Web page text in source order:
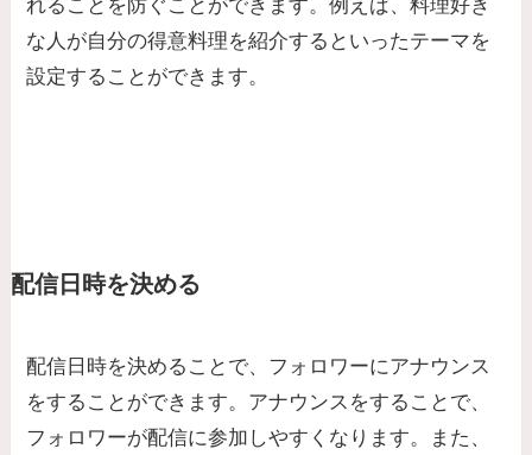
れることを防ぐことができます。例えば、料理好き
な人が自分の得意料理を紹介するといったテーマを
設定することができます。
配信日時を決める
配信日時を決めることで、フォロワーにアナウンス
をすることができます。アナウンスをすることで、
フォロワーが配信に参加しやすくなります。また、